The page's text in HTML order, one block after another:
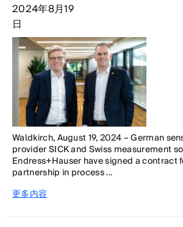
2024年8月19
日
Waldkirch, August 19, 2024 – German
provider SICK and Swiss measurement
Endress+Hauser have signed a contract
partnership in process ...
更多内容